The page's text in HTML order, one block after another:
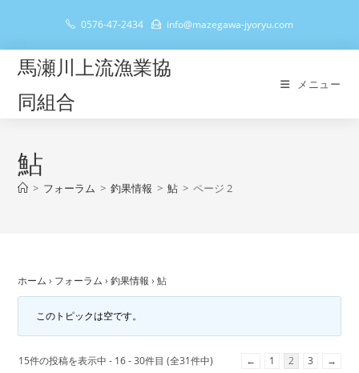
テ
0576-47-2434 info@mazegawa-jyoryu.com
馬瀬川上流漁業協
同組合
メニュー
鮎
> フォーラム > 釣果情報 > 鮎 > ページ 2
ホーム › フォーラム › 釣果情報 › 鮎
このトピックは空です。
15件の投稿を表示中 - 16 - 30件目 (全31件中) ← 1 2 3 →